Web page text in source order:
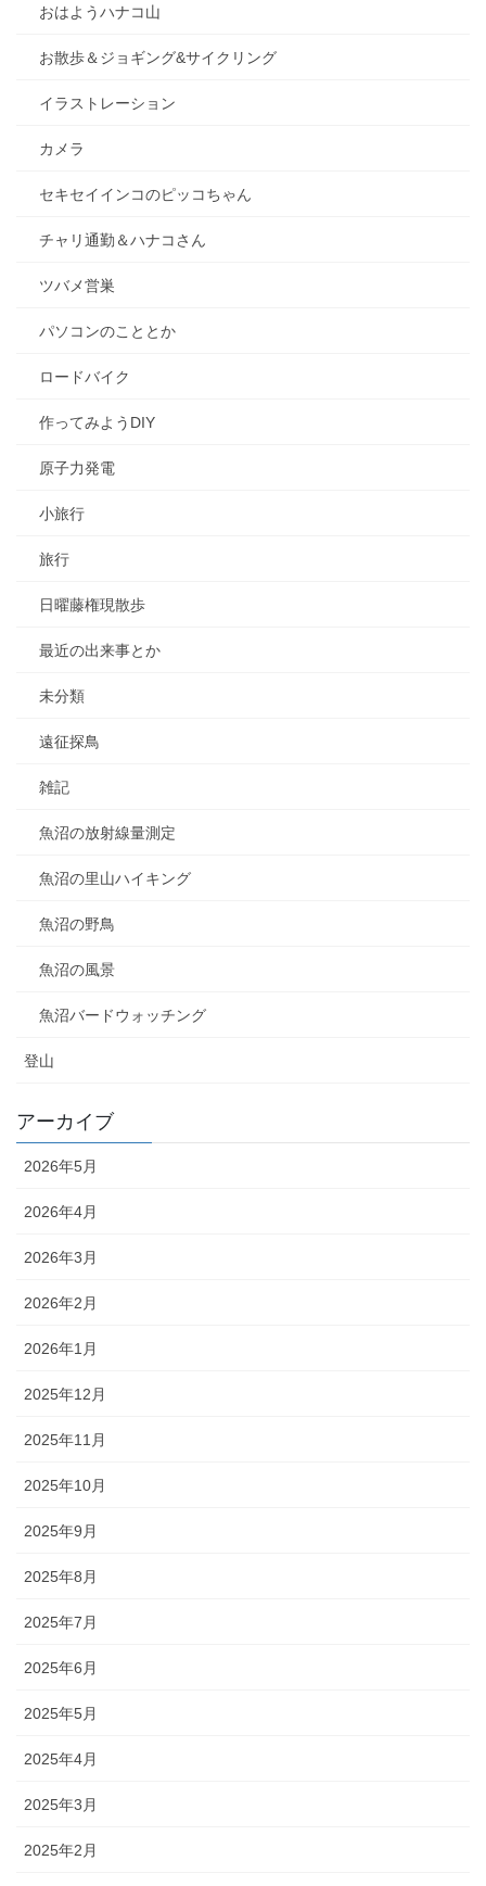
おはようハナコ山
お散歩＆ジョギング&サイクリング
イラストレーション
カメラ
セキセイインコのピッコちゃん
チャリ通勤＆ハナコさん
ツバメ営巣
パソコンのこととか
ロードバイク
作ってみようDIY
原子力発電
小旅行
旅行
日曜藤権現散歩
最近の出来事とか
未分類
遠征探鳥
雑記
魚沼の放射線量測定
魚沼の里山ハイキング
魚沼の野鳥
魚沼の風景
魚沼バードウォッチング
登山
アーカイブ
2026年5月
2026年4月
2026年3月
2026年2月
2026年1月
2025年12月
2025年11月
2025年10月
2025年9月
2025年8月
2025年7月
2025年6月
2025年5月
2025年4月
2025年3月
2025年2月